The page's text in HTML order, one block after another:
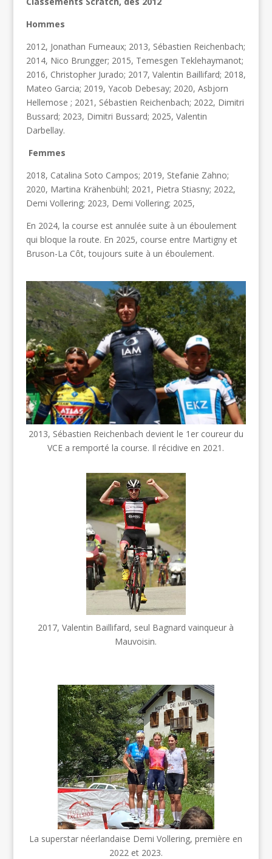
Hommes
2012, Jonathan Fumeaux; 2013, Sébastien Reichenbach;
2014, Nico Brungger; 2015, Temesgen Teklehaymanot;
2016, Christopher Jurado; 2017, Valentin Baillifard; 2018,
Mateo Garcia; 2019, Yacob Debesay; 2020, Asbjorn
Hellemose ; 2021, Sébastien Reichenbach; 2022, Dimitri
Bussard; 2023, Dimitri Bussard; 2025, Valentin
Darbellay.
Femmes
2018, Catalina Soto Campos; 2019, Stefanie Zahno;
2020, Martina Krähenbühl; 2021, Pietra Stiasny; 2022,
Demi Vollering; 2023, Demi Vollering; 2025,
En 2024, la course est annulée suite à un éboulement
qui bloque la route. En 2025, course entre Martigny et
Bruson-La Côt, toujours suite à un éboulement.
2013, Sébastien Reichenbach devient le 1er coureur du
VCE a remporté la course. Il récidive en 2021.
2017, Valentin Baillifard, seul Bagnard vainqueur à
Mauvoisin.
La superstar néerlandaise Demi Vollering, première en
2022 et 2023.